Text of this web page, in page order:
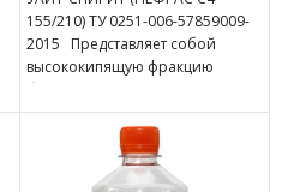
155/210) ТУ 0251-006-57859009-
2015 Представляет собой
высококипящую фракцию
бензина, применяется
в лакокрасочной
промышленности,
в производстве олиф и других
отраслях промышленности.